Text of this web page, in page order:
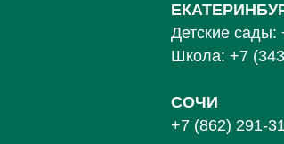
Детские сады:
Школа: +7
СОЧИ
+7 (862) 291-